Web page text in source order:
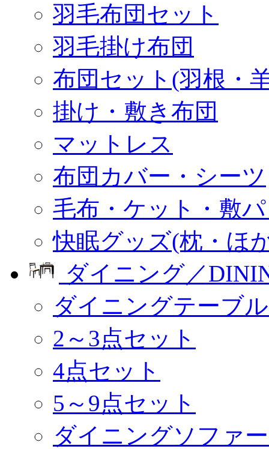
羽毛布団セット
羽毛掛け布団
布団セット(羽根・
掛け・敷き布団
マットレス
布団カバー・シーツ
毛布・ケット・敷
快眠グッズ(枕・ほ
ダイニング／
ダイニングテーブ
2～3点セット
4点セット
5～9点セット
ダイニングソファ